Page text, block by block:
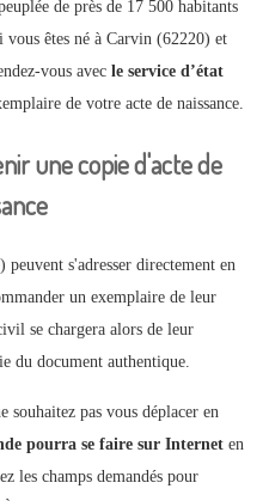
de près de 17 500 habitants
êtes né à Carvin (62220) et
vous avec le service d’état
de votre acte de naissance.
une copie d'acte de
peuvent s'adresser directement en
un exemplaire de leur
se chargera alors de leur
du document authentique.
souhaitez pas vous déplacer en
pourra se faire sur Internet en
les champs demandés pour